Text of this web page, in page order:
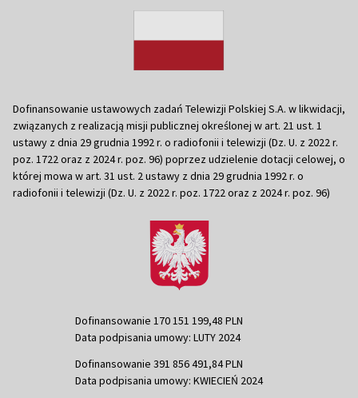
Dofinansowanie ustawowych zadań Telewizji Polskiej S.A. w likwidacji,
związanych z realizacją misji publicznej określonej w art. 21 ust. 1
ustawy z dnia 29 grudnia 1992 r. o radiofonii i telewizji (Dz. U. z 2022 r.
poz. 1722 oraz z 2024 r. poz. 96) poprzez udzielenie dotacji celowej, o
której mowa w art. 31 ust. 2 ustawy z dnia 29 grudnia 1992 r. o
radiofonii i telewizji (Dz. U. z 2022 r. poz. 1722 oraz z 2024 r. poz. 96)
Dofinansowanie 170 151 199,48 PLN
Data podpisania umowy: LUTY 2024
Dofinansowanie 391 856 491,84 PLN
Data podpisania umowy: KWIECIEŃ 2024